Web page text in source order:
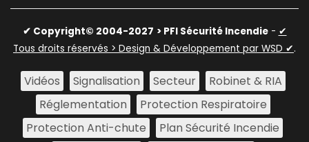
✔ Copyright© 2004-2027 > PFI Sécurité Incendie- ✔
Tous droits réservés > Design & Développement par WSD ✔.
Vidéos Signalisation Secteur
Robinet & RIA
Réglementation
Protection Respiratoire
Protection Anti-chute
Plan Sécurité Incendie